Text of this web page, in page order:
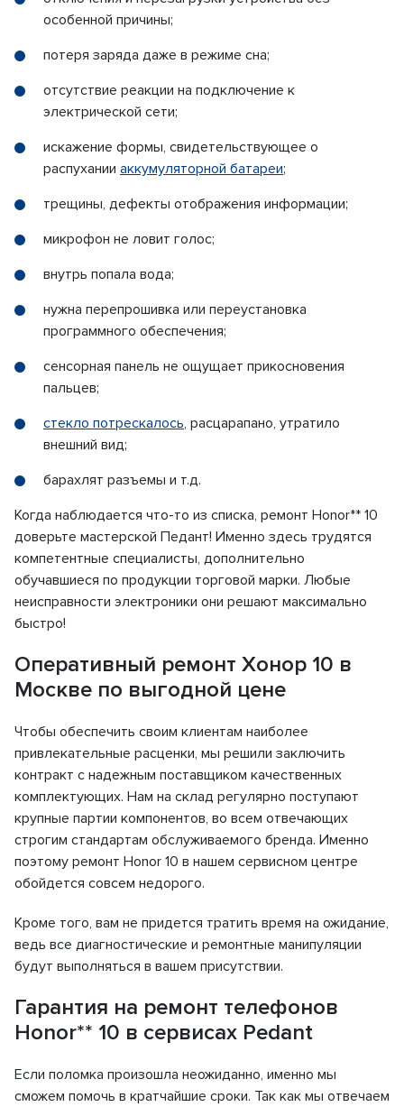
особенной причины;
потеря заряда даже в режиме сна;
отсутствие реакции на подключение к
электрической сети;
искажение формы, свидетельствующее о
распухании аккумуляторной батареи;
трещины, дефекты отображения информации;
микрофон не ловит голос;
внутрь попала вода;
нужна перепрошивка или переустановка
программного обеспечения;
сенсорная панель не ощущает прикосновения
пальцев;
стекло потрескалось, расцарапано, утратило
внешний вид;
барахлят разъемы и т.д.
Когда наблюдается что-то из списка, ремонт Honor** 10
доверьте мастерской Педант! Именно здесь трудятся
компетентные специалисты, дополнительно
обучавшиеся по продукции торговой марки. Любые
неисправности электроники они решают максимально
быстро!
Оперативный ремонт Хонор 10 в
Москве по выгодной цене
Чтобы обеспечить своим клиентам наиболее
привлекательные расценки, мы решили заключить
контракт с надежным поставщиком качественных
комплектующих. Нам на склад регулярно поступают
крупные партии компонентов, во всем отвечающих
строгим стандартам обслуживаемого бренда. Именно
поэтому ремонт Honor 10 в нашем сервисном центре
обойдется совсем недорого.
Кроме того, вам не придется тратить время на ожидание,
ведь все диагностические и ремонтные манипуляции
будут выполняться в вашем присутствии.
Гарантия на ремонт телефонов
Honor** 10 в сервисах Pedant
Если поломка произошла неожиданно, именно мы
сможем помочь в кратчайшие сроки. Так как мы отвечаем